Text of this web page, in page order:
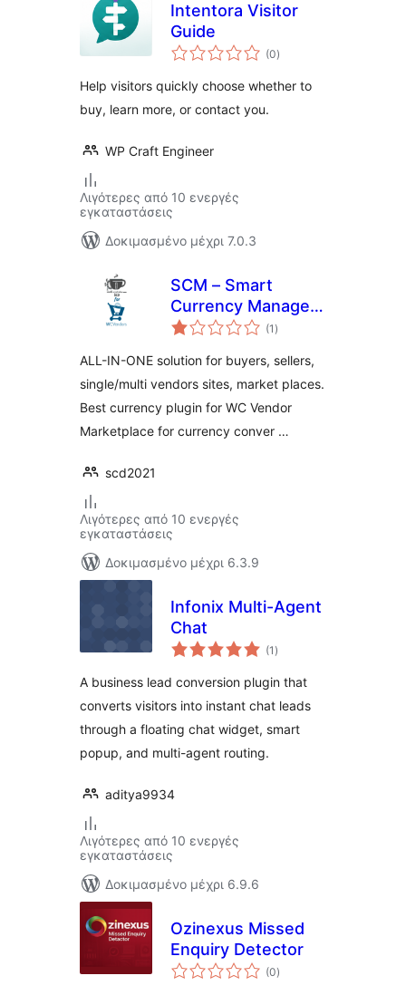
Intentora Visitor
Guide
(0αξιολογήσεις
σύνολο
)
Help visitors quickly choose whether to
buy, learn more, or contact you.
WP Craft Engineer
Λιγότερες από 10 ενεργές
εγκαταστάσεις
Δοκιμασμένο μέχρι 7.0.3
SCM – Smart
Currency Manager
– Premium Variant
(1 αξιολογήσεις
σύνολο
)
ALL-IN-ONE solution for buyers, sellers,
single/multi vendors sites, market places.
Best currency plugin for WC Vendor
Marketplace for currency conver …
scd2021
Λιγότερες από 10 ενεργές
εγκαταστάσεις
Δοκιμασμένο μέχρι 6.3.9
Infonix Multi-Agent
Chat
(1 αξιολογήσεις
σύνολο
)
A business lead conversion plugin that
converts visitors into instant chat leads
through a floating chat widget, smart
popup, and multi-agent routing.
aditya9934
Λιγότερες από 10 ενεργές
εγκαταστάσεις
Δοκιμασμένο μέχρι 6.9.6
Ozinexus Missed
Enquiry Detector
(0αξιολογήσεις
σύνολο
)